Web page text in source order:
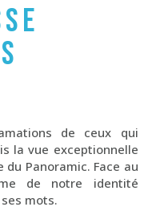
de ceux qui
la vue exceptionnelle
Panoramic. Face au
de notre identité
mots.